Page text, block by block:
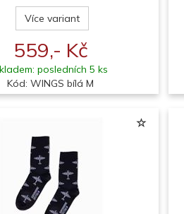
Více variant
559,- Kč
posledních 5 ks
Kód: WINGS bílá M